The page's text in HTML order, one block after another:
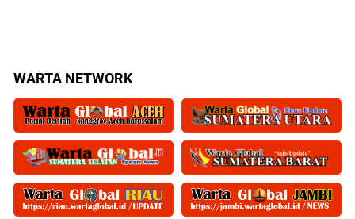
WARTA NETWORK